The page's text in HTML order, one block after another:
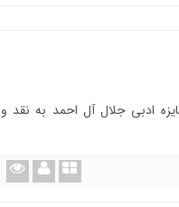
ادبی جلال آل احمد به نقد و